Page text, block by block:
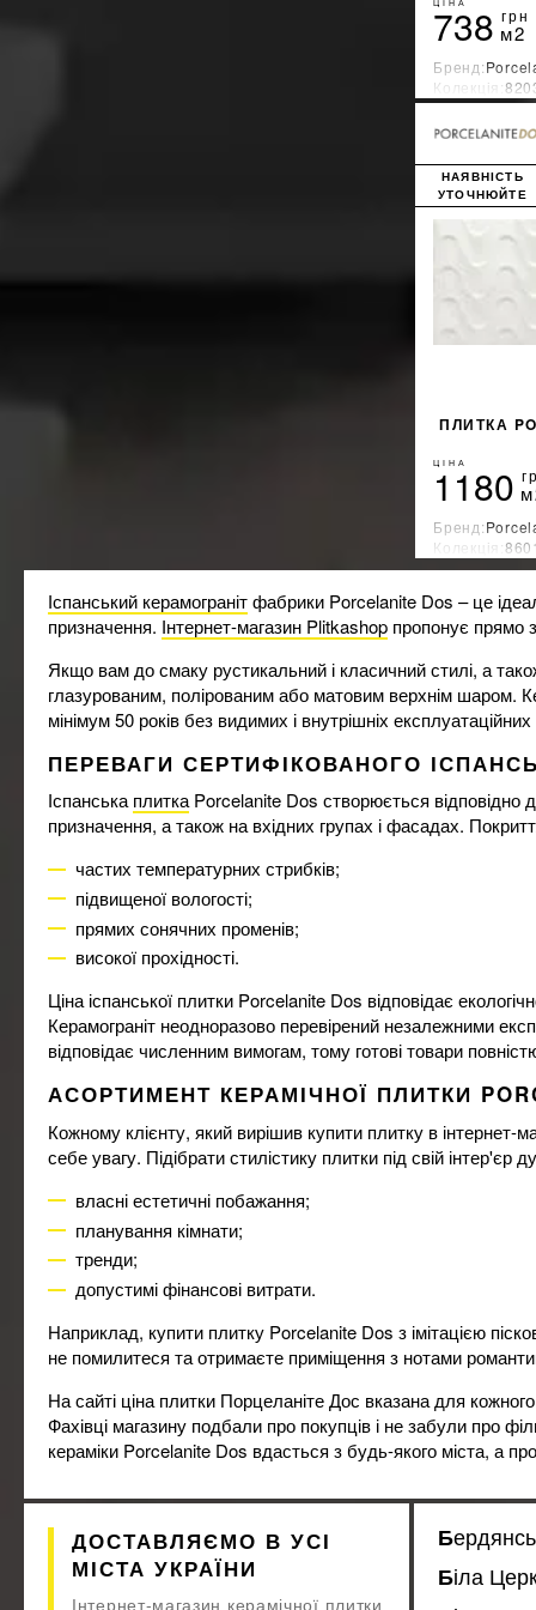
738 грн
м2
Бренд:
Колекція:
Країна-
ПЛИТКА
НАЯВНІСТЬ
УТОЧНЮЙТЕ
ЦІНА
1180
Бренд:
Колекція:8601
Країна-
MARAZZI
MEGAGRES163
Mirage Ceramica18
MONOPOLE 49
Navarti5
Newker 32
NOVABELL
Nowa Gala
Opoczno240
Oset14
Pamesa Ceramica565
Paradyz441
PERONDA44
Porcelanosa3
Provenza21
Ragno 55
Rako
Raviraj 13
Realonda 11
Rocersa 52
Saime21
Saloni11
Stargres
StileCeramic8
STM CERAMICS
STN CERAMICA38
Teo Ceramics 253
TERMAL SERAMIK
Undefasa
USAK SERAMIK12
Vitacer
Vivacer
Іспанський керамогранітфабрики Porcelanite Dos – це
призначення. Інтернет-магазин Plitkashop пропонує прямо
Якщо вам до смаку рустикальний і класичний стилі, а
глазурованим, полірованим або матовим верхнім шаром.
мінімум 50 років без видимих і внутрішніх
ПЕРЕВАГИ СЕРТИФІКОВАНОГО
Іспанська плитка Porcelanite Dos створюється відповідно
призначення, а також на вхідних групах і фасадах.
частих температурних стрибків;
підвищеної вологості;
прямих сонячних променів;
високої прохідності.
Ціна іспанської плитки Porcelanite Dos відповідає
Керамограніт неодноразово перевірений незалежними
відповідає численним вимогам, тому готові товари
АСОРТИМЕНТ КЕРАМІЧНОЇ ПЛИТКИ
Кожному клієнту, який вирішив купити плитку в
себе увагу. Підібрати стилістику плитки під свій
власні естетичні побажання;
планування кімнати;
тренди;
допустимі фінансові витрати.
Наприклад, купити плитку Porcelanite Dos з імітацією
не помилитеся та отримаєте приміщення з нотами
На сайті ціна плитки Порцеланіте Дос вказана для
Фахівці магазину подбали про покупців і не забули про
кераміки Porcelanite Dos вдасться з будь-якого міста, а
ДОСТАВЛЯЄМО В УСІ
МІСТА УКРАЇНИ
Інтернет-магазин керамічної плитки
Біла